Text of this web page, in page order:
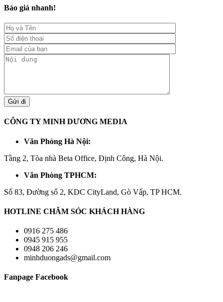
Báo giá nhanh!
CÔNG TY MINH DƯƠNG MEDIA
Văn Phòng Hà Nội:
Tầng 2, Tòa nhà Beta Office, Định Công, Hà Nội.
Văn Phòng TPHCM:
Số 83, Đường số 2, KDC CityLand, Gò Vấp, TP HCM.
HOTLINE CHĂM SÓC KHÁCH HÀNG
0916 275 486
0945 915 955
0948 206 246
minhduongads@gmail.com
Fanpage Facebook